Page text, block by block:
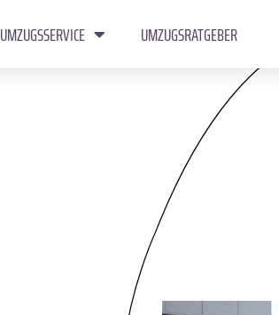
UMZUGSSERVICE UMZUGSRATGEBER